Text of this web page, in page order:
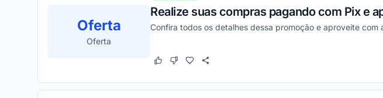
Oferta
Oferta
Realize suas compras pagando com Pix e
Confira todos os detalhes dessa promoção e aproveite com
Este cupom funcionou
Este cupom não funcionou